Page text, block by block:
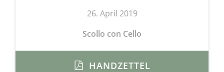
26. April 2019
Scollo con Cello
HANDZETTEL